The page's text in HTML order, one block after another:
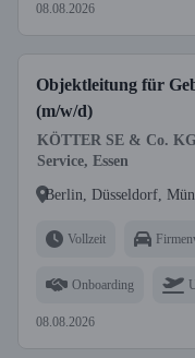
08.08.2026
Objektleitung für
(m/w/d)
KÖTTER SE & Co.
Service, Essen
Berlin, Düsseldorf,
Vollzeit
Onboarding
08.08.2026